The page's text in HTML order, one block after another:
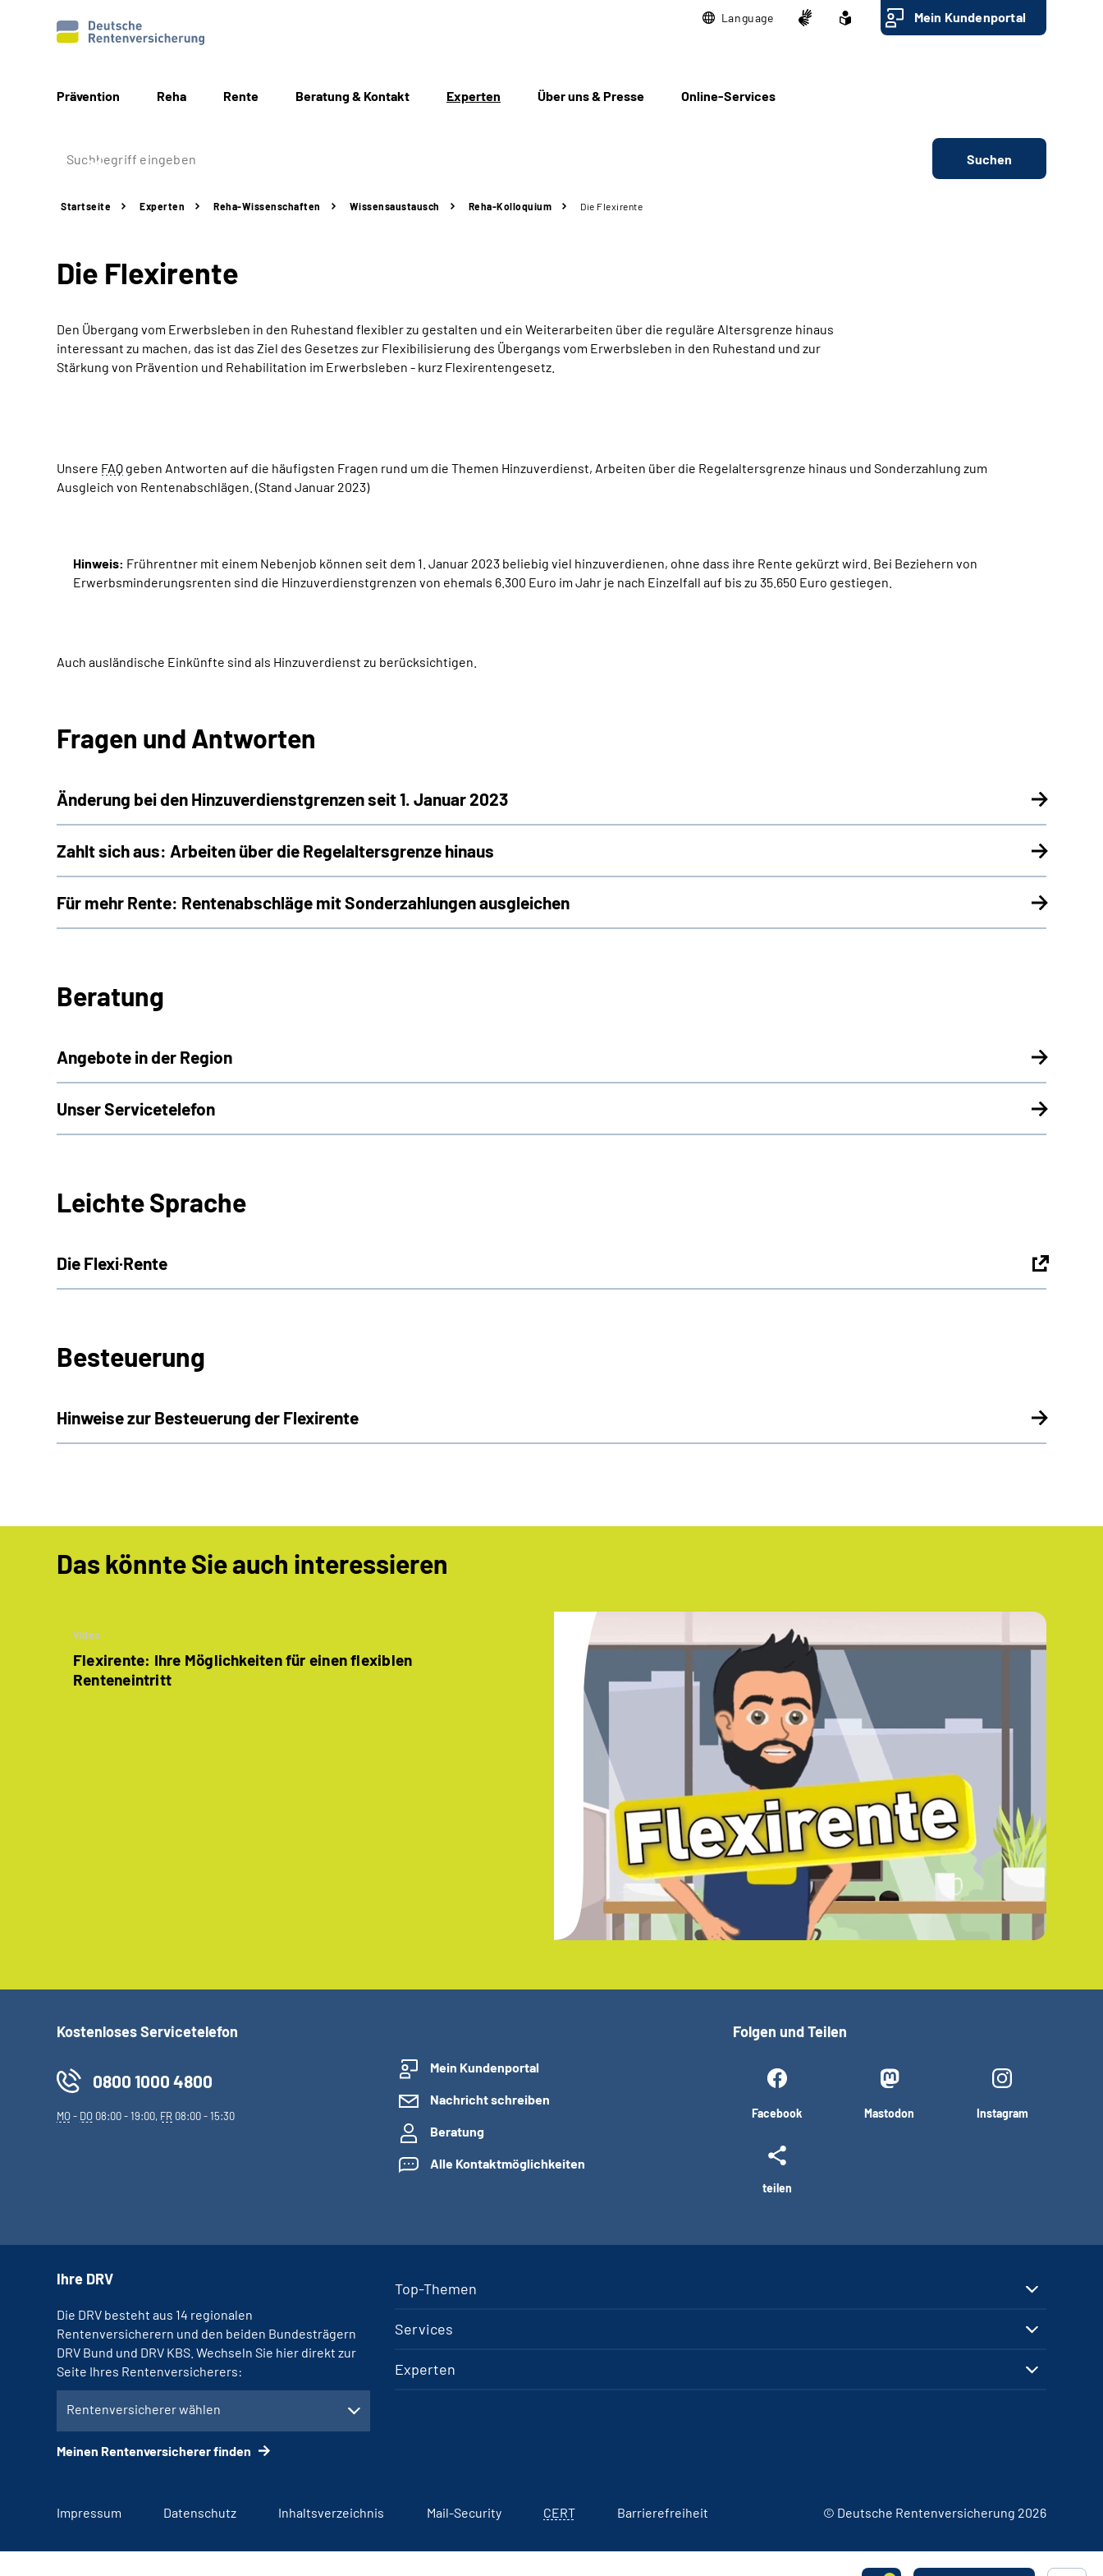
Language Mein Kundenportal
Prävention Reha Rente Beratung & Kontakt Experten Über uns & Presse Online-Services
Suchen
Startseite Experten Reha-Wissenschaften Wissensaustausch Reha-Kolloquium Die Flexirente
Die Flexirente
Den Übergang vom Erwerbsleben in den Ruhestand flexibler zu gestalten und ein Weiterarbeiten über die reguläre Altersgrenze hinaus
interessant zu machen, das ist das Ziel des Gesetzes zur Flexibilisierung des Übergangs vom Erwerbsleben in den Ruhestand und zur
Stärkung von Prävention und Rehabilitation im Erwerbsleben - kurz Flexirentengesetz.
Unsere FAQ geben Antworten auf die häufigsten Fragen rund um die Themen Hinzuverdienst, Arbeiten über die Regelaltersgrenze hinaus und Sonderzahlung zum
Ausgleich von Rentenabschlägen. (Stand Januar 2023)
Hinweis: Frührentner mit einem Nebenjob können seit dem 1. Januar 2023 beliebig viel hinzuverdienen, ohne dass ihre Rente gekürzt wird. Bei Beziehern von
Erwerbsminderungsrenten sind die Hinzuverdienstgrenzen von ehemals 6.300 Euro im Jahr je nach Einzelfall auf bis zu 35.650 Euro gestiegen.
Auch ausländische Einkünfte sind als Hinzuverdienst zu berücksichtigen.
Fragen und Antworten
Änderung bei den Hinzuverdienstgrenzen seit 1. Januar 2023
Zahlt sich aus: Arbeiten über die Regelaltersgrenze hinaus
Für mehr Rente: Rentenabschläge mit Sonderzahlungen ausgleichen
Beratung
Angebote in der Region
Unser Servicetelefon
Leichte Sprache
Die Flexi·Rente
Besteuerung
Hinweise zur Besteuerung der Flexirente
Das könnte Sie auch interessieren
Video
Flexirente: Ihre Möglichkeiten für einen flexiblen
Renteneintritt
Kostenloses Servicetelefon
0800 1000 4800
MO- DO 08:00 - 19:00, FR 08:00 - 15:30
Mein Kundenportal
Nachricht schreiben
Beratung
Alle Kontaktmöglichkeiten
Folgen und Teilen
Facebook Mastodon Instagram
teilen
Top-Themen
Services
Experten
Ihre DRV
Die DRV besteht aus 14 regionalen
Rentenversicherern und den beiden Bundesträgern
DRV Bund und DRV KBS. Wechseln Sie hier direkt zur
Seite Ihres Rentenversicherers:
Rentenversicherer wählen
Meinen Rentenversicherer finden
Impressum Datenschutz Inhaltsverzeichnis Mail-Security CERT Barrierefreiheit © Deutsche Rentenversicherung 2026